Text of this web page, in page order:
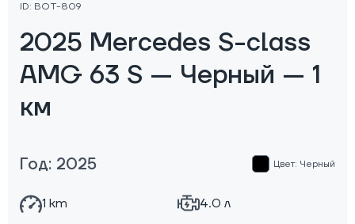
ID: BOT-809
2025 Mercedes S-class
AMG 63 S — Черный — 1
км
Год: 2025 Цвет: Черный
1 km 4.0 л